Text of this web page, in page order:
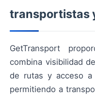
transportistas
GetTransport
combina visibilidad
de rutas y acceso
permitiendo a